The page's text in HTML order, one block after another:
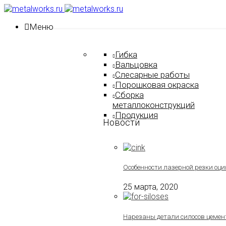
Меню
Гибка
Вальцовка
Слесарные работы
Порошковая окраска
Сборка
металлоконструкций
Продукция
Новости
Особенности лазерной резки
25 марта, 2020
Нарезаны детали силосов